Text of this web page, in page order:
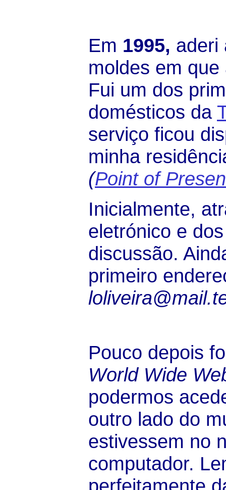
Em 1995, aderi
moldes em
Fui um dos
domésticos da
serviço ficou
minha
(Point of
Inicialmente,
eletrónico e
discussão.
primeiro
Pouco depois
World Wide
podermos
outro lado do
estivessem no
computador.